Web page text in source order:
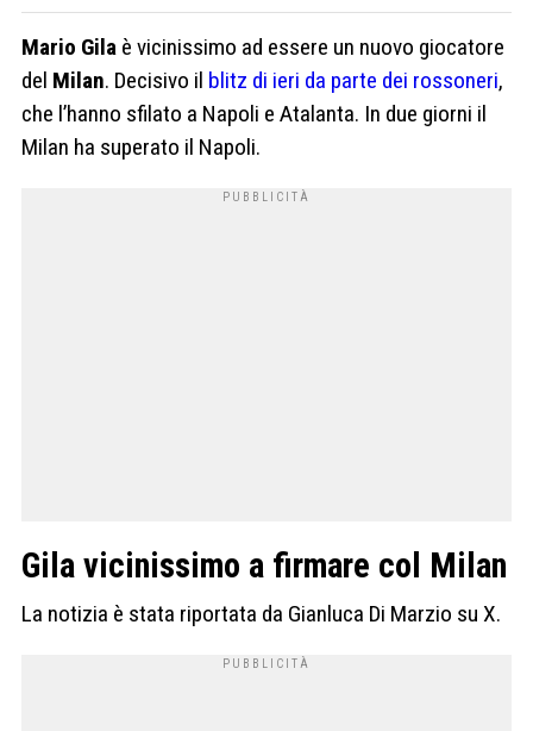
Mario Gila è vicinissimo ad essere un nuovo giocatore
del Milan. Decisivo il blitz di ieri da parte dei rossoneri,
che l’hanno sfilato a Napoli e Atalanta. In due giorni il
Milan ha superato il Napoli.
Gila vicinissimo a firmare col Milan
La notizia è stata riportata da Gianluca Di Marzio su X.